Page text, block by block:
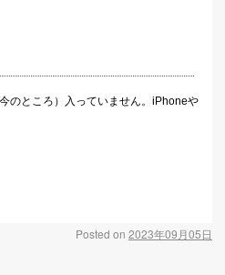
のところ）入っていません。iPhoneや
Posted on 2023年09月05日